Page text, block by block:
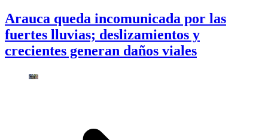
Arauca queda incomunicada por las
fuertes lluvias; deslizamientos y
crecientes generan daños viales